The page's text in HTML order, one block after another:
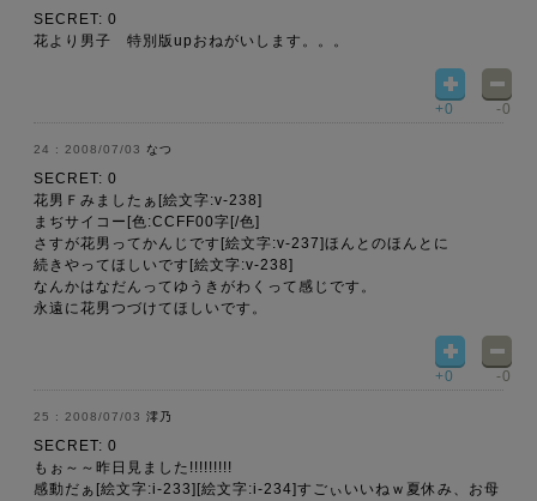
SECRET: 0
花より男子 特別版upおねがいします。。。
+0 -0
2008/07/03 なつ
SECRET: 0
花男Ｆみましたぁ[絵文字:v-238]
まぢサイコー[色:CCFF00字[/色]
さすが花男ってかんじです[絵文字:v-237]ほんとのほんとに
続きやってほしいです[絵文字:v-238]
なんかはなだんってゆうきがわくって感じです。
永遠に花男つづけてほしいです。
+0 -0
2008/07/03 澪乃
SECRET: 0
もぉ～～昨日見ました!!!!!!!!!
感動だぁ[絵文字:i-233][絵文字:i-234]すごぃいいねｗ夏休み、お母